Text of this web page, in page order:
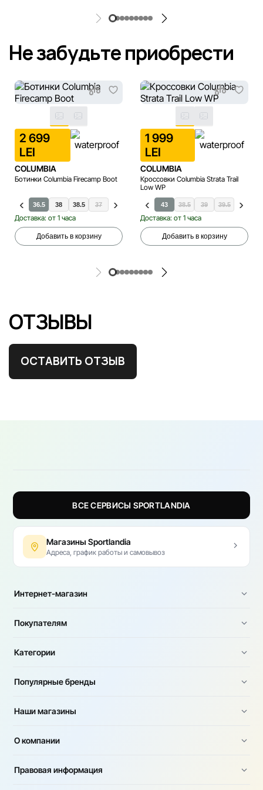
Не забудьте приобрести
2 699
LEI
COLUMBIA
Ботинки Columbia Firecamp Boot
36 36.5 38 38.5 37 37.5 39.5 40 40.5 41 41.5
Доставка: от 1 часа
Добавить в корзину
1 999
LEI
COLUMBIA
Кроссовки Columbia Strata Trail
Low WP
36.5 37 37.5 38 40.5 42 43 38.5 39 39.5 40
Доставка: от 1 часа
Добавить в корзину
ОТЗЫВЫ
ОСТАВИТЬ ОТЗЫВ
ВСЕ СЕРВИСЫ SPORTLANDIA
Магазины Sportlandia
Адреса, график работы и самовывоз
Интернет-магазин
Покупателям
Категории
Популярные бренды
Наши магазины
О компании
Правовая информация